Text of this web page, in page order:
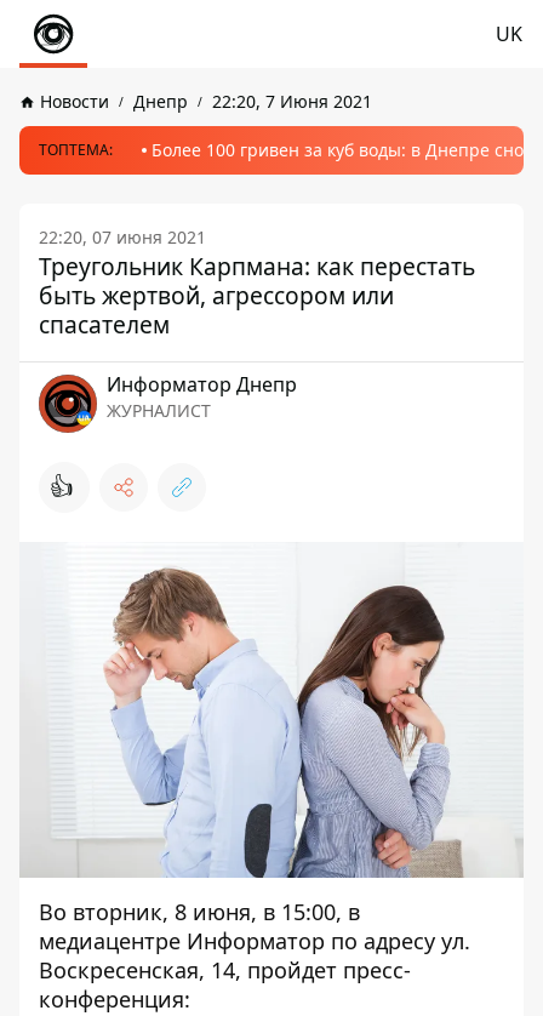
UK
Новости Днепр 22:20, 7 Июня 2021
ТОПТЕМА: Более 100 гривен за куб воды: в Днепре
22:20, 07 июня 2021
Треугольник Карпмана: как перестать
быть жертвой, агрессором или
спасателем
Информатор Днепр
ЖУРНАЛИСТ
👍
Во вторник, 8 июня, в 15:00, в
медиацентре Информатор по адресу ул.
Воскресенская, 14, пройдет пресс-
конференция: